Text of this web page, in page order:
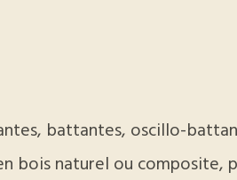
battantes, oscillo-
bois naturel ou composite,